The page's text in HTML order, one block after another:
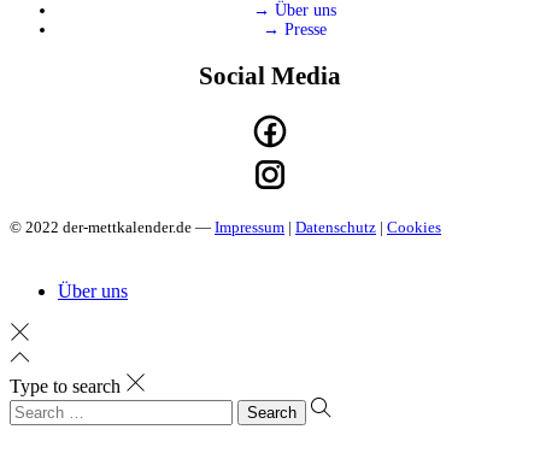
→ Über uns
→ Presse
Social Media
© 2022 der-mettkalender.de — Impressum | Datenschutz | Cookies
Über uns
Type to search
Search
for: